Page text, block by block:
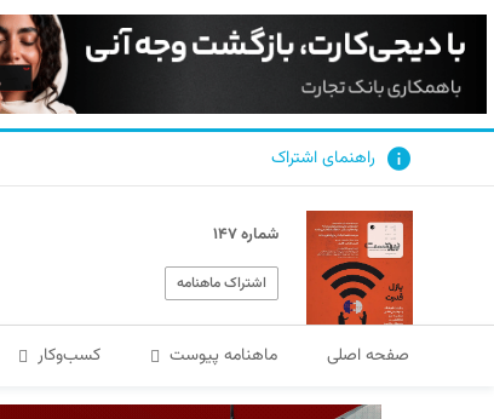
راهنمای اشتراک
شماره ۱۴۷
اشتراک ماهنامه
صفحه اصلی ماهنامه پیوست کسب‌و‌کار